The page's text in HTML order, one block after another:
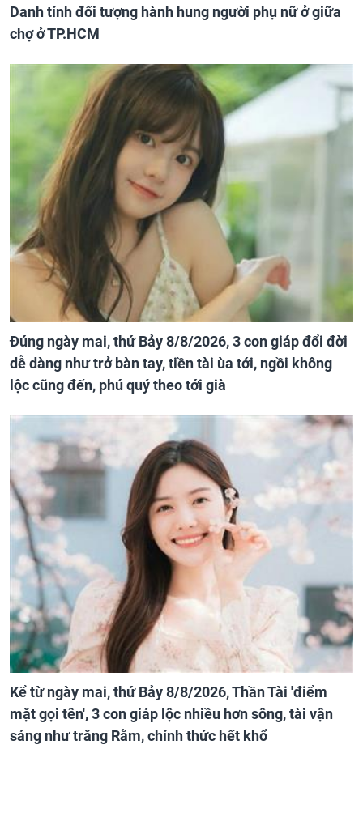
Danh tính đối tượng hành hung người phụ nữ ở giữa
chợ ở TP.HCM
Đúng ngày mai, thứ Bảy 8/8/2026, 3 con giáp đổi đời
dễ dàng như trở bàn tay, tiền tài ùa tới, ngồi không
lộc cũng đến, phú quý theo tới già
Kể từ ngày mai, thứ Bảy 8/8/2026, Thần Tài 'điểm
mặt gọi tên', 3 con giáp lộc nhiều hơn sông, tài vận
sáng như trăng Rằm, chính thức hết khổ